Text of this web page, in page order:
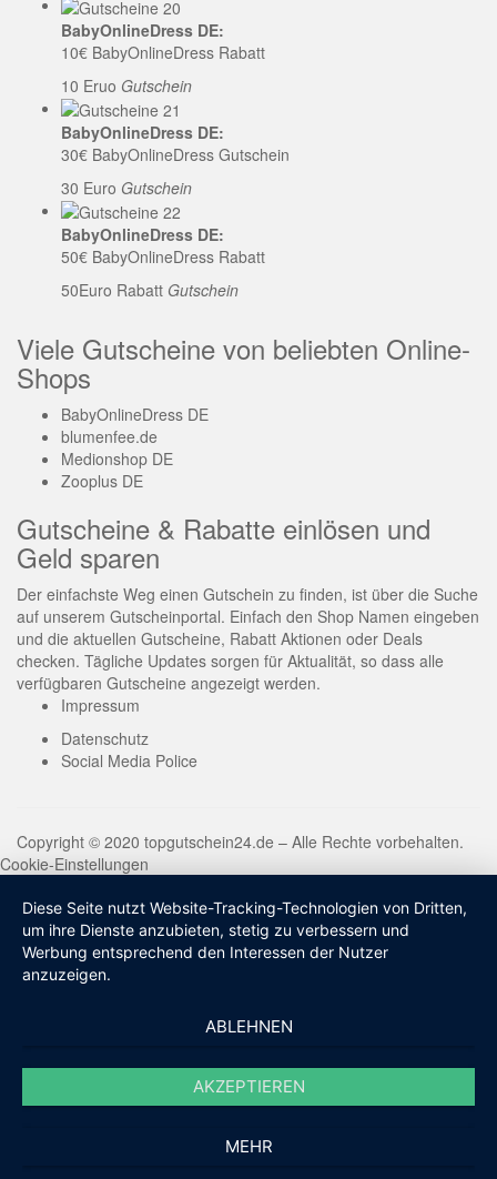
BabyOnlineDress DE:
10€ BabyOnlineDress Rabatt
10 Eruo Gutschein
BabyOnlineDress DE:
30€ BabyOnlineDress Gutschein
30 Euro Gutschein
BabyOnlineDress DE:
50€ BabyOnlineDress Rabatt
50Euro Rabatt Gutschein
Viele Gutscheine von beliebten Online-
Shops
BabyOnlineDress DE
blumenfee.de
Medionshop DE
Zooplus DE
Gutscheine & Rabatte einlösen und
Geld sparen
Der einfachste Weg einen Gutschein zu finden, ist über die Suche
auf unserem Gutscheinportal. Einfach den Shop Namen eingeben
und die aktuellen Gutscheine, Rabatt Aktionen oder Deals
checken. Tägliche Updates sorgen für Aktualität, so dass alle
verfügbaren Gutscheine angezeigt werden.
Impressum
Datenschutz
Social Media Police
Copyright © 2020 topgutschein24.de – Alle Rechte vorbehalten.
Cookie-Einstellungen
Diese Seite nutzt Website-Tracking-Technologien von Dritten,
um ihre Dienste anzubieten, stetig zu verbessern und
Werbung entsprechend den Interessen der Nutzer
anzuzeigen.
ABLEHNEN
AKZEPTIEREN
MEHR